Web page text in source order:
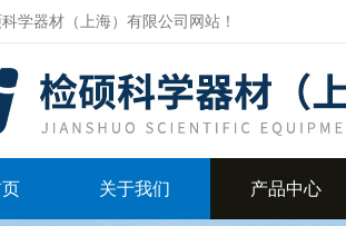
学器材（上海）有限公司网站！
关于我们 产品中心